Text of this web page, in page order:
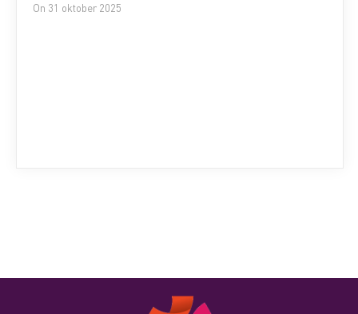
On 31 oktober 2025